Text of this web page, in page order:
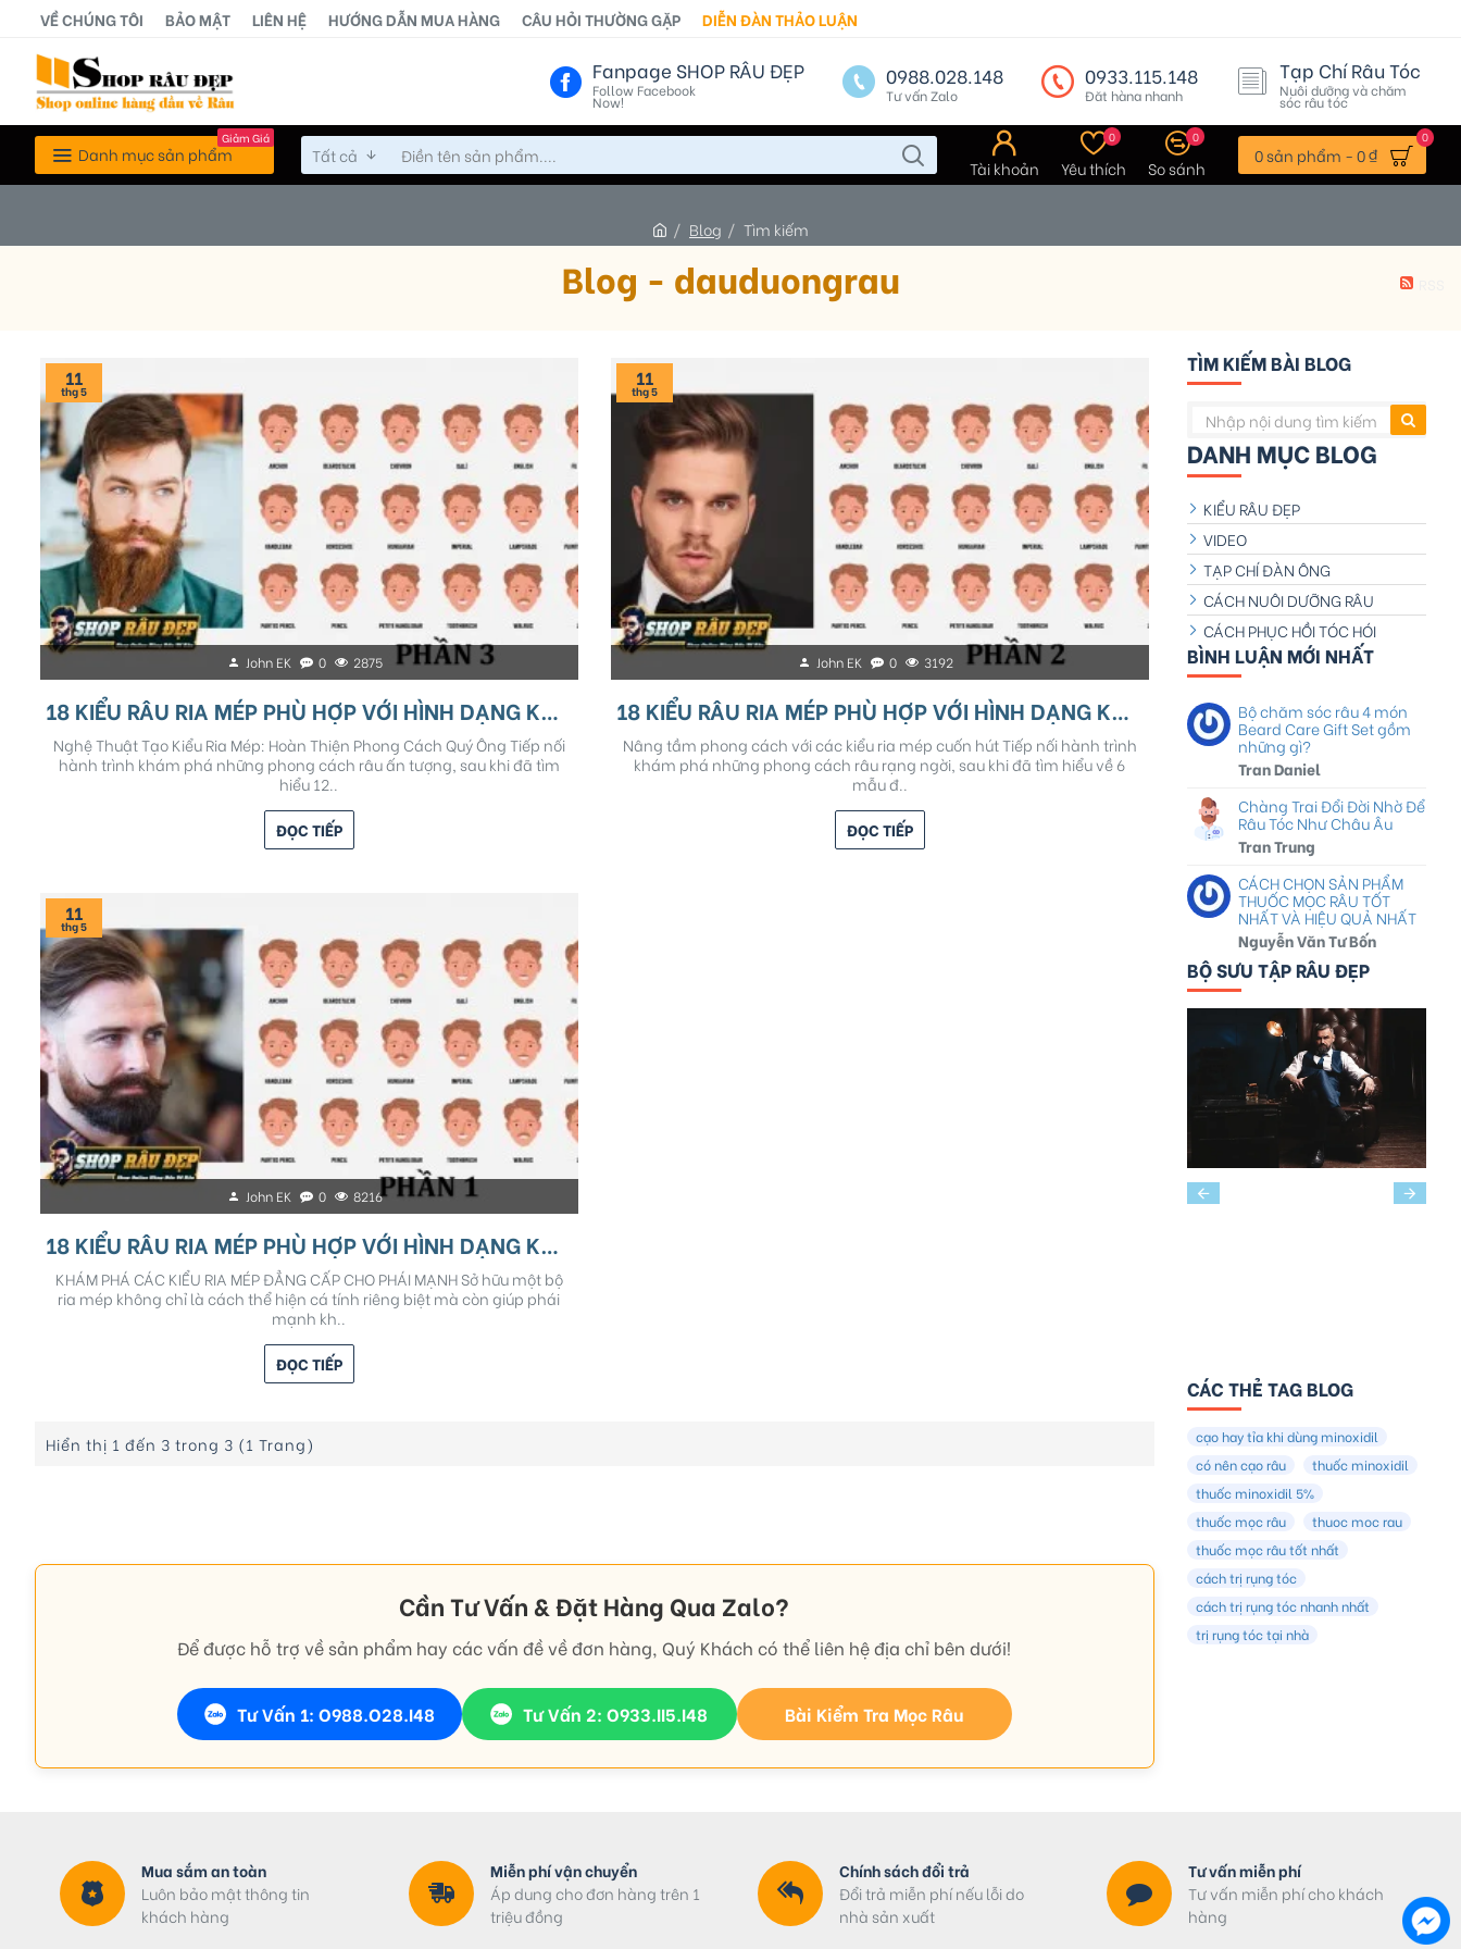
VỀ CHÚNG TÔI BẢO MẬT LIÊN HỆ HƯỚNG DẪN MUA HÀNG CÂU HỎI THƯỜNG GẶP DIỄN ĐÀN THẢO LUẬN
Fanpage SHOP RÂU ĐẸP
Follow Facebook
Now!
0988.028.148
Tư vấn Zalo
0933.115.148
Đặt hàng nhanh
Tạp Chí Râu Tóc
Nuôi dưỡng và chăm
sóc râu tóc
Danh mục sản phẩm
Giảm Giá
Tất cả
Tài khoản Yêu thích
0
So sánh
0
0 sản phẩm - 0 ₫
0
Blog Tìm kiếm
Blog - dauduongrau
11
thg 5
John EK 0 2875
18 KIỂU RÂU RIA MÉP PHÙ HỢP VỚI HÌNH DẠNG KHUÔN MẶT - Phần 3
Nghệ Thuật Tạo Kiểu Ria Mép: Hoàn Thiện Phong Cách Quý Ông Tiếp nối
hành trình khám phá những phong cách râu ấn tượng, sau khi đã tìm
hiểu 12..
ĐỌC TIẾP
11
thg 5
John EK 0 3192
18 KIỂU RÂU RIA MÉP PHÙ HỢP VỚI HÌNH DẠNG KHUÔN MẶT - Phần 2
Nâng tầm phong cách với các kiểu ria mép cuốn hút Tiếp nối hành trình
khám phá những phong cách râu rạng ngời, sau khi đã tìm hiểu về 6
mẫu đ..
ĐỌC TIẾP
11
thg 5
John EK 0 8216
18 KIỂU RÂU RIA MÉP PHÙ HỢP VỚI HÌNH DẠNG KHUÔN MẶT -Phần 1
KHÁM PHÁ CÁC KIỂU RIA MÉP ĐẲNG CẤP CHO PHÁI MẠNH Sở hữu một bộ
ria mép không chỉ là cách thể hiện cá tính riêng biệt mà còn giúp phái
mạnh kh..
ĐỌC TIẾP
Hiển thị 1 đến 3 trong 3 (1 Trang)
Cần Tư Vấn & Đặt Hàng Qua Zalo?
Để được hỗ trợ về sản phẩm hay các vấn đề về đơn hàng, Quý Khách có thể liên hệ địa chỉ bên dưới!
Tư Vấn 1: O988.O28.I48 Tư Vấn 2: O933.II5.I48 Bài Kiểm Tra Mọc Râu
TÌM KIẾM BÀI BLOG
DANH MỤC BLOG
KIỂU RÂU ĐẸP
VIDEO
TẠP CHÍ ĐÀN ÔNG
CÁCH NUÔI DƯỠNG RÂU
CÁCH PHỤC HỒI TÓC HÓI
BÌNH LUẬN MỚI NHẤT
Bộ chăm sóc râu 4 món
Beard Care Gift Set gồm
những gì?
Tran Daniel
Chàng Trai Đổi Đời Nhờ Để
Râu Tóc Như Châu Âu
Tran Trung
CÁCH CHỌN SẢN PHẨM
THUỐC MỌC RÂU TỐT
NHẤT VÀ HIỆU QUẢ NHẤT
Nguyễn Văn Tư Bốn
BỘ SƯU TẬP RÂU ĐẸP
CÁC THẺ TAG BLOG
cạo hay tỉa khi dùng minoxidil
có nên cạo râu
thuốc minoxidil
thuốc minoxidil 5%
thuốc mọc râu
thuoc moc rau
thuốc mọc râu tốt nhất
cách trị rụng tóc
cách trị rụng tóc nhanh nhất
trị rụng tóc tại nhà
Mua sắm an toàn
Luôn bảo mật thông tin
khách hàng
Miễn phí vận chuyển
Áp dung cho đơn hàng trên 1
triệu đồng
Chính sách đổi trả
Đổi trả miễn phí nếu lỗi do
nhà sản xuất
Tư vấn miễn phí
Tư vấn miễn phí cho khách
hàng